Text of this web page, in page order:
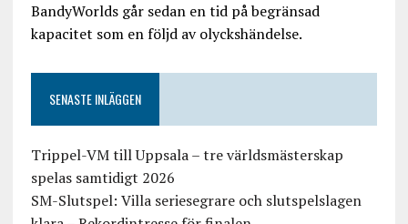
BandyWorlds går sedan en tid på begränsad
kapacitet som en följd av olyckshändelse.
SENASTE INLÄGGEN
Trippel-VM till Uppsala – tre världsmästerskap
spelas samtidigt 2026
SM-Slutspel: Villa seriesegrare och slutspelslagen